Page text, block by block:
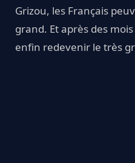
Grizou, les Français
grand. Et après des
enfin redevenir le très